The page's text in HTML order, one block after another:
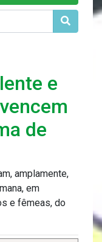
e
de
amplamente,
em
e fêmeas, do